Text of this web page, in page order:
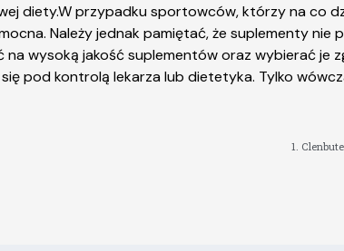
diety.W przypadku sportowców, którzy na co
Należy jednak pamiętać, że suplementy
wysoką jakość suplementów oraz wybierać je
pod kontrolą lekarza lub dietetyka. Tylko
1.